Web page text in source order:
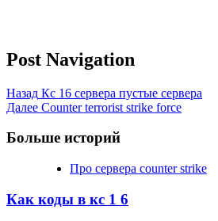
Post Navigation
Назад Кс 16 сервера пустые сервера
Далее Counter terrorist strike force
Больше историй
Про сервера counter strike
Как коды в кс 1 6